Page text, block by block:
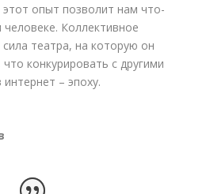
опыт позволит нам что-
Коллективное
театра, на которую он
конкурировать с другими
– эпоху.